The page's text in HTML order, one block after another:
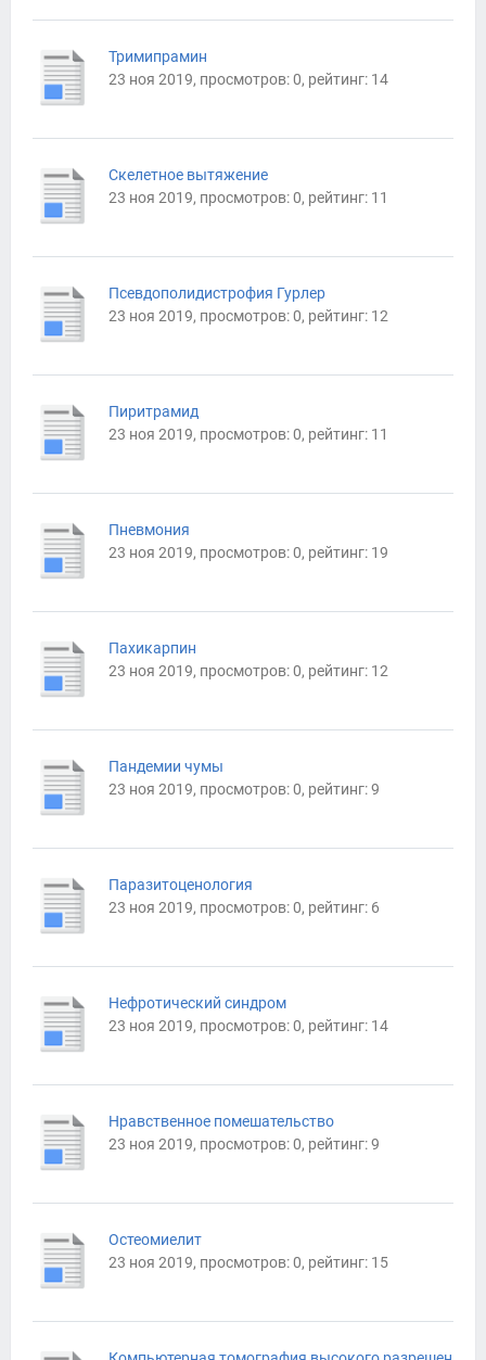
Тримипрамин
23 ноя 2019, просмотров: 0, рейтинг: 14
Скелетное вытяжение
23 ноя 2019, просмотров: 0, рейтинг: 11
Псевдополидистрофия Гурлер
23 ноя 2019, просмотров: 0, рейтинг: 12
Пиритрамид
23 ноя 2019, просмотров: 0, рейтинг: 11
Пневмония
23 ноя 2019, просмотров: 0, рейтинг: 19
Пахикарпин
23 ноя 2019, просмотров: 0, рейтинг: 12
Пандемии чумы
23 ноя 2019, просмотров: 0, рейтинг: 9
Паразитоценология
23 ноя 2019, просмотров: 0, рейтинг: 6
Нефротический синдром
23 ноя 2019, просмотров: 0, рейтинг: 14
Нравственное помешательство
23 ноя 2019, просмотров: 0, рейтинг: 9
Остеомиелит
23 ноя 2019, просмотров: 0, рейтинг: 15